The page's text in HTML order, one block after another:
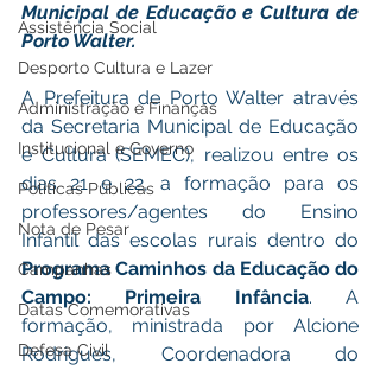
Assistência Social
Desporto Cultura e Lazer
Administração e Finanças
Institucional e Governo
Políticas Públicas
Nota de Pesar
Campanhas
Datas Comemorativas
Defesa Civil
Municipal de Educação e Cultura de
Porto Walter.
A Prefeitura de Porto Walter através
da Secretaria Municipal de Educação
e Cultura (SEMEC), realizou entre os
dias 21 e 22, a formação para os
professores/agentes do Ensino
Programa Caminhos da Educação do
Campo: Primeira Infância. A
formação, ministrada por Alcione
Rodrigues, Coordenadora do